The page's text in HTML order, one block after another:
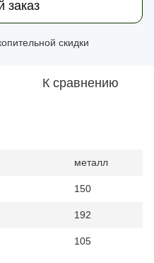
заказ
скидки
К сравнению
металл
150
192
105